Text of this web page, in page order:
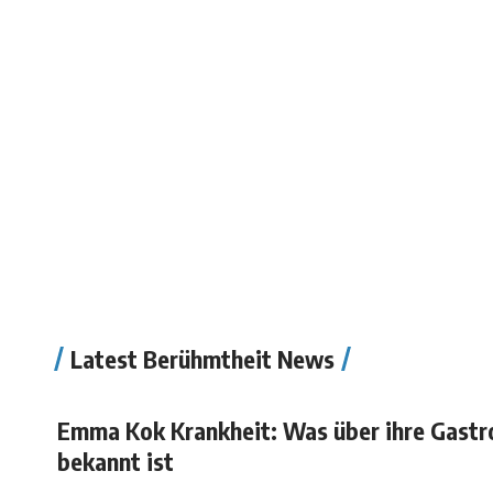
Latest Berühmtheit News
Emma Kok Krankheit: Was über ihre
bekannt ist